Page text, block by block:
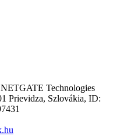
Technologies
Prievidza, Szlovákia, ID: